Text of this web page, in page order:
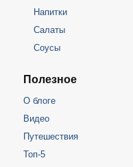
Напитки
Салаты
Соусы
Полезное
О блоге
Видео
Путешествия
Топ-5